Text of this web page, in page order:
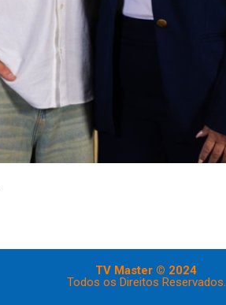
TV Master © 2024
Todos os Direitos Reservados.